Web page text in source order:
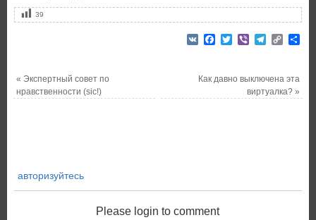
39
VK Facebook
TwitterViberTelegram
Copy
« Экспертный совет по
нравственности (sic!)
Как давно выключена эта
виртуалка?»
авторизуйтесь
Please login to comment